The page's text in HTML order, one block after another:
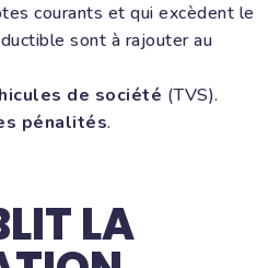
courants et qui excèdent le
sont à rajouter au
de société (TVS).
pénalités.
LA